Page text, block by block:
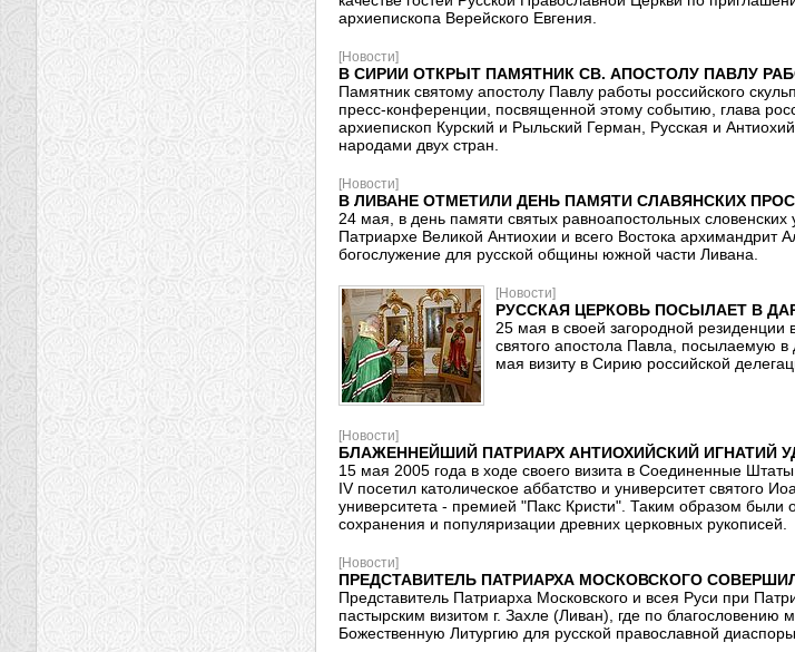
архиепископа Верейского Евгения.
[Новости]
В СИРИИ ОТКРЫТ ПАМЯТНИК СВ. АПОСТОЛУ ПАВЛУ
Памятник святому апостолу Павлу работы российского
пресс-конференции, посвященной этому событию, глава
архиепископ Курский и Рыльский Герман, Русская и
народами двух стран.
[Новости]
В ЛИВАНЕ ОТМЕТИЛИ ДЕНЬ ПАМЯТИ СЛАВЯНСКИХ
24 мая, в день памяти святых равноапостольных
Патриархе Великой Антиохии и всего Востока архимандрит
богослужение для русской общины южной части Ливана.
[Новости]
РУССКАЯ ЦЕРКОВЬ ПОСЫЛАЕТ В
25 мая в своей загородной
святого апостола Павла, посылаемую
мая визиту в Сирию российской
[Новости]
БЛАЖЕННЕЙШИЙ ПАТРИАРХ АНТИОХИЙСКИЙ ИГНАТИЙ
15 мая 2005 года в ходе своего визита в Соединенные
IV посетил католическое аббатство и университет святого
университета - премией "Пакс Кристи". Таким образом были
сохранения и популяризации древних церковных рукописей.
[Новости]
ПРЕДСТАВИТЕЛЬ ПАТРИАРХА МОСКОВСКОГО
Представитель Патриарха Московского и всея Руси при
пастырским визитом г. Захле (Ливан), где по
Божественную Литургию для русской православной